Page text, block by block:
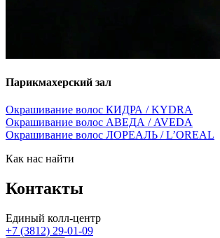
Парикмахерский зал
Окрашивание волос КИДРА / KYDRA
Окрашивание волос АВЕДА / AVEDA
Окрашивание волос ЛОРЕАЛЬ / L’OREAL
Как нас найти
Контакты
Единый колл-центр
+7 (3812) 29-01-09